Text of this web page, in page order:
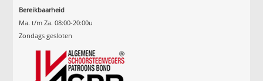
Bereikbaarheid
Ma. t/m Za. 08:00-20:00u
Zondags gesloten